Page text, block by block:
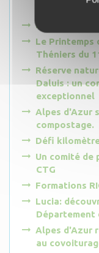
Défi
Le Printemps
Théniers du
Réserve
Daluis : un
exceptionnel
Alpes d'Azur
compostage.
Défi
Un comité de
CTG
Formations
Lucia:
Département
Alpes d'Azur
au